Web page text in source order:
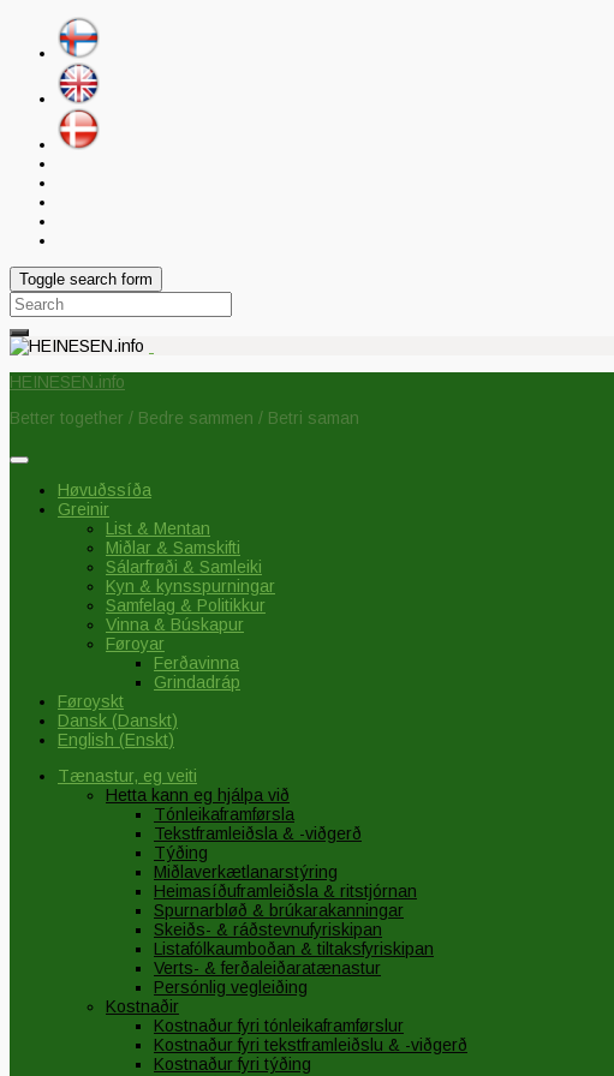
Toggle search form
Search
for:
HEINESEN.info
Better together / Bedre sammen / Betri saman
Høvuðssíða
Greinir
List & Mentan
Miðlar & Samskifti
Sálarfrøði & Samleiki
Kyn & kynsspurningar
Samfelag & Politikkur
Vinna & Búskapur
Føroyar
Ferðavinna
Grindadráp
Føroyskt
Dansk (Danskt)
English (Enskt)
Tænastur, eg veiti
Hetta kann eg hjálpa við
Tónleikaframførsla
Tekstframleiðsla & -viðgerð
Týðing
Miðlaverkætlanarstýring
Heimasíðuframleiðsla & ritstjórnan
Spurnarbløð & brúkarakanningar
Skeiðs- & ráðstevnufyriskipan
Listafólkaumboðan & tiltaksfyriskipan
Verts- & ferðaleiðaratænastur
Persónlig vegleiðing
Kostnaðir
Kostnaður fyri tónleikaframførslur
Kostnaður fyri tekstframleiðslu & -viðgerð
Kostnaður fyri týðing